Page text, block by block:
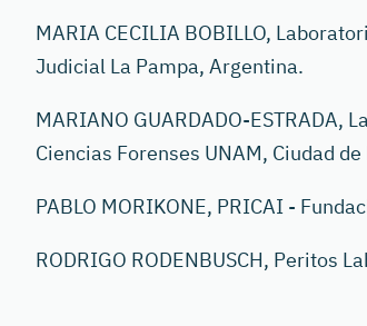
MARIA CECILIA BOBILLO,
Judicial La Pampa, Argentina.
MARIANO GUARDADO-ESTRADA,
Ciencias Forenses UNAM, Ciudad
PABLO MORIKONE, PRICAI -
RODRIGO RODENBUSCH, Peritos